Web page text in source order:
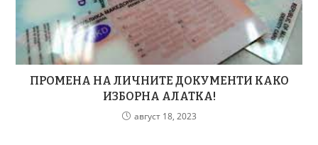
ПРОМЕНА НА ЛИЧНИТЕ ДОКУМЕНТИ КАКО
ИЗБОРНА АЛАТКА!
август 18, 2023